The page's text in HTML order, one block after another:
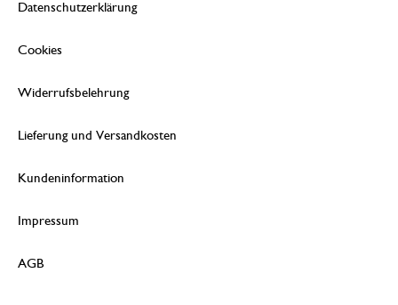
Datenschutzerklärung
Cookies
Widerrufsbelehrung
Lieferung und Versandkosten
Kundeninformation
Impressum
AGB